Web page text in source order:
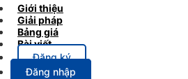
Giới thiệu
Giải pháp
Bảng giá
Bài viết
Đăng ký
Đăng nhập